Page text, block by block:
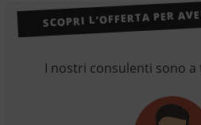
SCOPRI L’OFFERTA PER
I nostri consulenti sono a